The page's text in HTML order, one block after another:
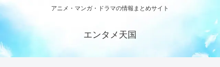
アニメ・マンガ・ドラマの情報まとめサイト
エンタメ天国